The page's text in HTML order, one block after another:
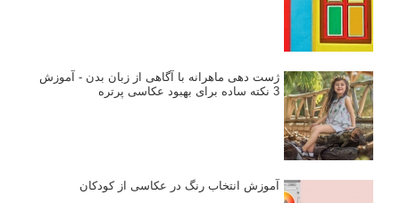
ژست دهی ماهرانه با آگاهی از زبان بدن - آموزش
3 نکته ساده برای بهبود عکاسی پرتره
آموزش انتخاب رنگ در عکاسی از کودکان